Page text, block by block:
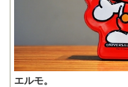
エルモ。